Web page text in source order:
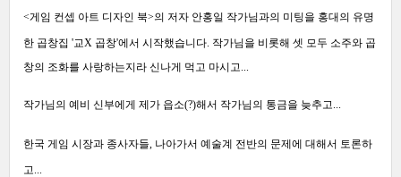
<게임 컨셉 아트 디자인 북>의 저자 안홍일 작가님과의 미팅을 홍대의 유명
한 곱창집 '교X 곱창'에서 시작했습니다. 작가님을 비롯해 셋 모두 소주와 곱
창의 조화를 사랑하는지라 신나게 먹고 마시고...
작가님의 예비 신부에게 제가 읍소(?)해서 작가님의 통금을 늦추고...
한국 게임 시장과 종사자들, 나아가서 예술계 전반의 문제에 대해서 토론하
고...